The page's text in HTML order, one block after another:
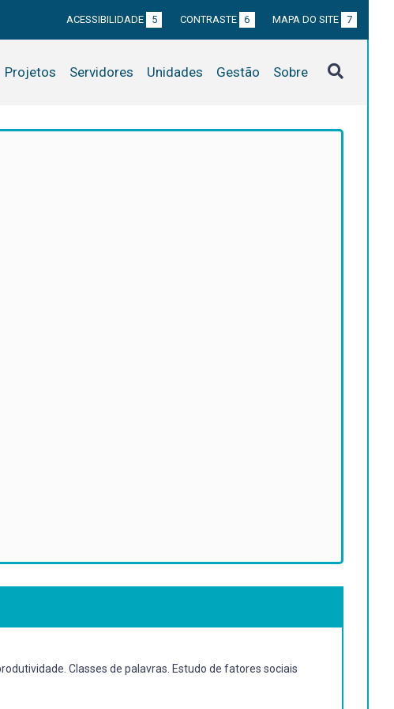
ACESSIBILIDADE 5 CONTRASTE 6 MAPA DO SITE 7
Projetos Servidores Unidades Gestão Sobre
Classes de palavras. Estudo de fatores sociais